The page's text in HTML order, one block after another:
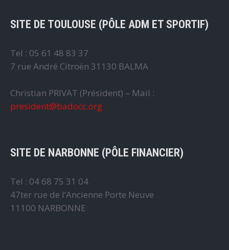
SITE DE TOULOUSE (PÔLE ADM ET SPORTIF)
Tel : 05 61 48 83 37
7 rue André Citroën 31130 BALMA
Christian PRIVAT (Président) – Mail :
president@badocc.org
SITE DE NARBONNE (PÔLE FINANCIER)
Tel : 04 68 75 31 04
47ter rue de l’Ancienne Porte Neuve
11100 NARBONNE